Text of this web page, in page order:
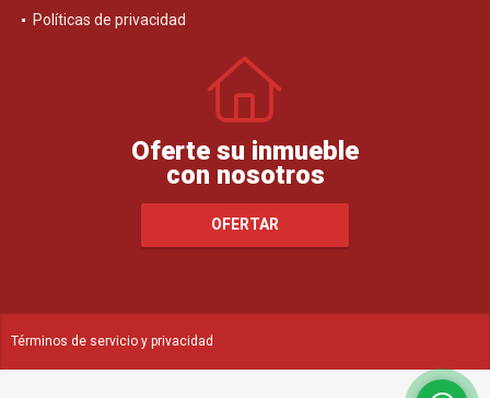
Políticas de privacidad
Oferte su inmueble
con nosotros
OFERTAR
Términos de servicio y privacidad